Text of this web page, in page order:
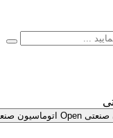
Open اتوماسیون صنعتی